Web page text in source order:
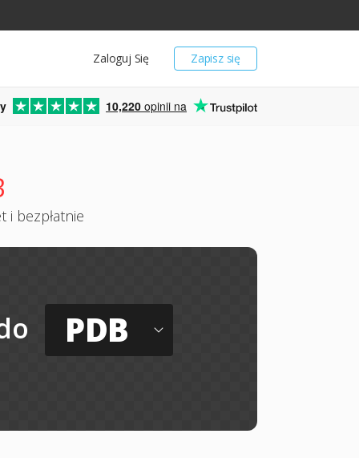
Zapisz się
Zaloguj Się
10,220 opinii na
bezpłatnie
PDB